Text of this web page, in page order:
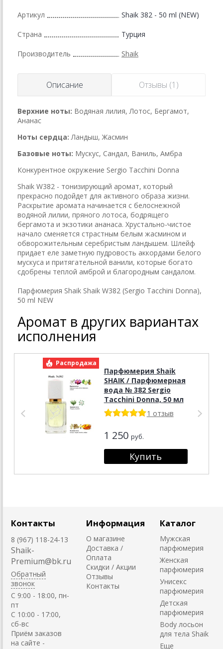
Артикул Shaik 382 - 50 ml (NEW)
Страна Турция
Производитель Shaik
Описание Отзывы (1)
Верхние ноты: Водяная лилия, Лотос, Бергамот,
Ананас
Ноты сердца: Ландыш, Жасмин
Базовые ноты: Мускус, Сандал, Ваниль, Амбра
Конкурентное окружение Sergio Tacchini Donna
Shaik W382 - тонизирующий аромат, который
прекрасно подойдет для активного образа жизни.
Раскрытие аромата начинается с белоснежной
водяной лилии, пряного лотоса, бодрящего
бергамота и экзотики ананаса. Хрустально-чистое
начало сменяется страстным белым жасмином и
обворожительным серебристым ландышем. Шлейф
придает еле заметную пудровость аккордами белого
мускуса и притягательной ванили, которые богато
сдобрены теплой амброй и благородным сандалом.
Парфюмерия Shaik Shaik W382 (Sergio Tacchini Donna),
50 ml NEW
Аромат в других вариантах
исполнения
Распродажа
Парфюмерия Shaik
SHAIK / Парфюмерная
вода № 382 Sergio
Tacchini Donna, 50 мл
1 отзыв
1 250 руб.
Контакты
8 (967) 118-24-13
Shaik-
Premium@bk.ru
Обратный
звонок
C 9:00 - 18:00, пн-
пт
С 10:00 - 17:00,
сб-вс
Приём заказов
на сайте -
Информация
О магазине
Доставка /
Оплата
Скидки / Акции
Отзывы
Контакты
Каталог
Мужская
парфюмерия
Женская
парфюмерия
Унисекс
парфюмерия
Детская
парфюмерия
Body лосьон
для тела Shaik